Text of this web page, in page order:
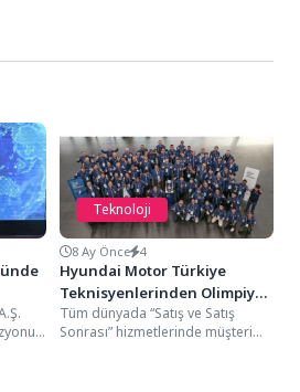
Teknoloji
8 Ay Önce 4
Hyundai Motor Türkiye
Teknisyenlerinden Olimpiyat
Başarısı
Tüm dünyada “Satış ve Satış
Sonrası” hizmetlerinde müşteri